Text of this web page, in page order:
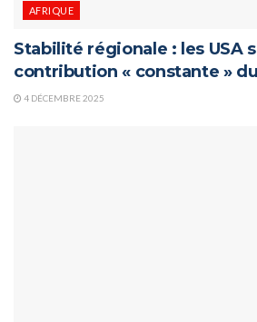
AFRIQUE
Stabilité régionale : les USA
contribution « constante »
4 DÉCEMBRE 2025